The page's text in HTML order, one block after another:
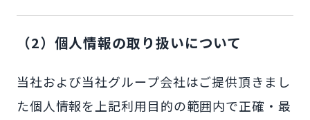
（2）個人情報の取り扱いについて
当社および当社グループ会社はご提供頂きまし
た個人情報を上記利用目的の範囲内で正確・最